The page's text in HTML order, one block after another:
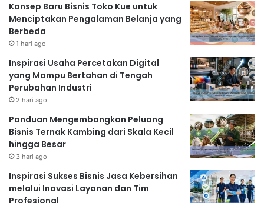
Konsep Baru Bisnis Toko Kue untuk
Menciptakan Pengalaman Belanja yang
Berbeda
1 hari ago
Inspirasi Usaha Percetakan Digital
yang Mampu Bertahan di Tengah
Perubahan Industri
2 hari ago
Panduan Mengembangkan Peluang
Bisnis Ternak Kambing dari Skala Kecil
hingga Besar
3 hari ago
Inspirasi Sukses Bisnis Jasa Kebersihan
melalui Inovasi Layanan dan Tim